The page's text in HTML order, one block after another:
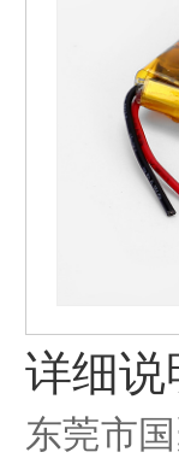
详细说
东莞市